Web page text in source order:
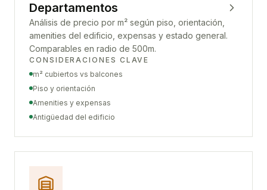
Departamentos
Análisis de precio por m² según piso, orientación,
amenities del edificio, expensas y estado general.
Comparables en radio de 500m.
CONSIDERACIONES CLAVE
m² cubiertos vs balcones
Piso y orientación
Amenities y expensas
Antigüedad del edificio